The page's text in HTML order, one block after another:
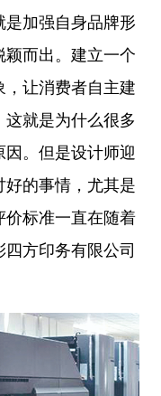
是加强自身品牌形
而出。建立一个
让消费者自主建
就是为什么很多
。但是设计师迎
的事情，尤其是
价标准一直在随着
方印务有限公司